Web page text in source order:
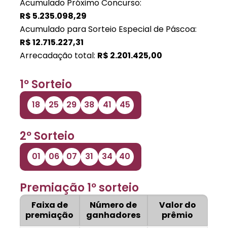
Acumulado Próximo Concurso:
R$ 5.235.098,29
Acumulado para Sorteio Especial de Páscoa:
R$12.715.227,31
Arrecadação total: R$ 2.201.425,00
1º Sorteio
18 25 29 38 41 45
2º Sorteio
01 06 07 31 34 40
Premiação 1º sorteio
Faixa de
premiação
Número de
ganhadores
Valor do
prêmio